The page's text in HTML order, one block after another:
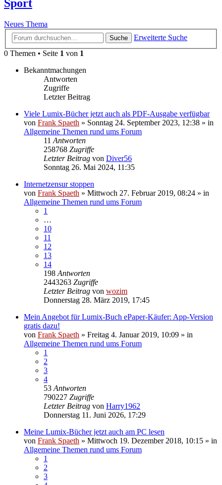
Sport
Neues Thema
Suche
Erweiterte Suche
0 Themen • Seite 1 von 1
Bekanntmachungen
Antworten
Zugriffe
Letzter Beitrag
Viele Lumix-Bücher jetzt auch als PDF-Ausgabe verfügbar
von Frank Spaeth » Sonntag 24. September 2023, 12:38 » in
Allgemeine Themen rund ums Forum
11 Antworten
258768 Zugriffe
Letzter Beitrag von Diver56
Sonntag 26. Mai 2024, 11:35
Internetzensur stoppen
von Frank Spaeth » Mittwoch 27. Februar 2019, 08:24 » in
Allgemeine Themen rund ums Forum
1
…
10
11
12
13
14
198 Antworten
2443263 Zugriffe
Letzter Beitrag von wozim
Donnerstag 28. März 2019, 17:45
Mein Angebot für Lumix-Buch ePaper-Käufer: App-Version
gratis dazu!
von Frank Spaeth » Freitag 4. Januar 2019, 10:09 » in
Allgemeine Themen rund ums Forum
1
2
3
4
53 Antworten
790227 Zugriffe
Letzter Beitrag von Harry1962
Donnerstag 11. Juni 2026, 17:29
Meine Lumix-Bücher jetzt auch am PC lesen
von Frank Spaeth » Mittwoch 19. Dezember 2018, 10:15 » in
Allgemeine Themen rund ums Forum
1
2
3